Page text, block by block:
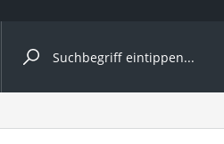
Kategorie